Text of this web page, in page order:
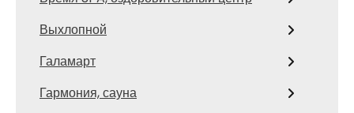
Выхлопной
Галамарт
Гармония, сауна